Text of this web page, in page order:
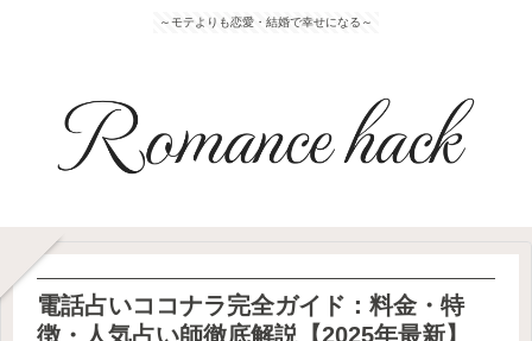
～モテよりも恋愛・結婚で幸せになる～
電話占いココナラ完全ガイド：料金・特
徴・人気占い師徹底解説【2025年最新】